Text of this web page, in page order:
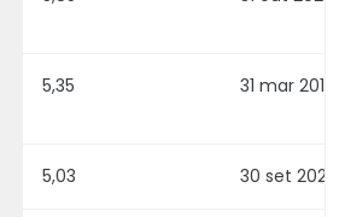
5,35 31 mar 2017
5,03 30 set 2022